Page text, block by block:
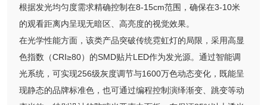
根据发光均匀度需求精确控制在8-15cm范围，确保在3-10米
的观看距离内呈现无暗区、高亮度的视觉效果。
在光学性能方面，该类产品突破传统霓虹灯的局限，采用高显
色指数（CRI≥80）的SMD贴片LED作为发光源。通过智能调
光系统，可实现256级灰度调节与1600万色动态变化，既能呈
现静态的品牌标准色，也可通过编程控制演绎渐变、跳变等动